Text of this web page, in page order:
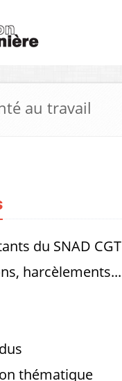
au travail
du SNAD CGT
harcèlements...
thématique